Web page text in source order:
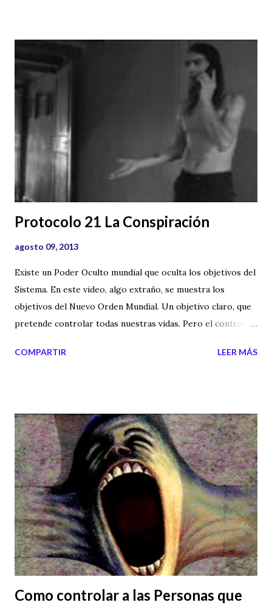
Protocolo 21 La Conspiración
agosto 09, 2013
Existe un Poder Oculto mundial que oculta los objetivos del
Sistema. En este video, algo extraño, se muestra los
objetivos del Nuevo Orden Mundial. Un objetivo claro, que
pretende controlar todas nuestras vidas. Pero el control
ordenador, que hará de nuestra vida una esclavitud
COMPARTIR LEER MÁS
Como controlar a las Personas que